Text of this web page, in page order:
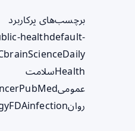
برچسب‌های پرکاربرد
healthdefault-
brainScienceDaily
Healthسلامت
عمومیPubMed
روان
FDAinfection